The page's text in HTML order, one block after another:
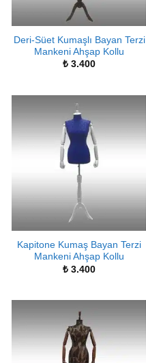
Deri-Süet Kumaşlı Bayan Terzi
Mankeni Ahşap Kollu
₺ 3.400
Kapitone Kumaş Bayan Terzi
Mankeni Ahşap Kollu
₺ 3.400